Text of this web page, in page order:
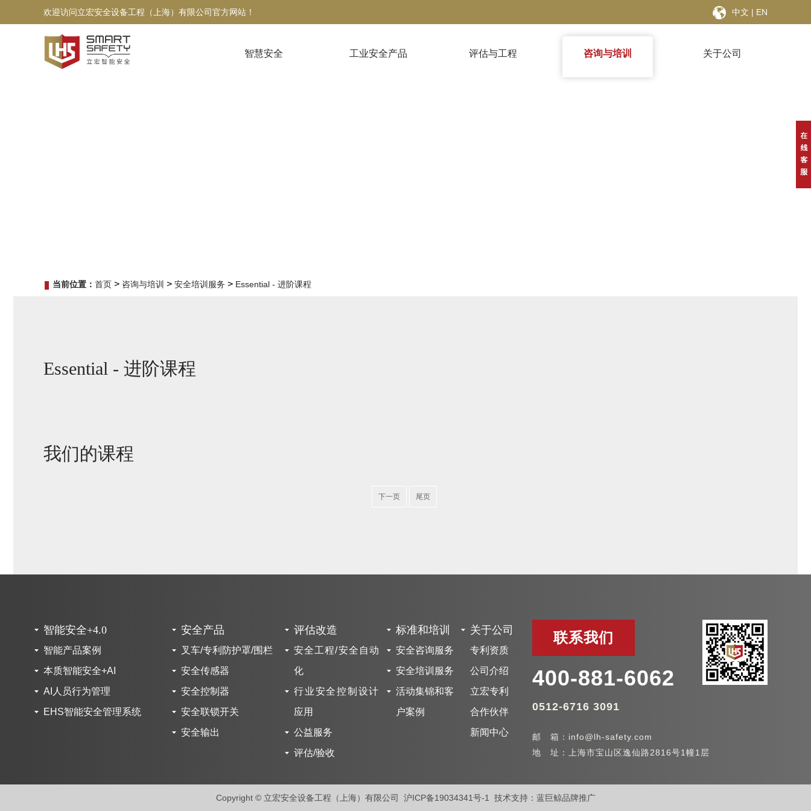
欢迎访问立宏安全设备工程（上海）有限公司官方网站！ 中文 | EN
智慧安全 工业安全产品 评估与工程 咨询与培训 关于公司
当前位置： 首页 > 咨询与培训 > 安全培训服务 > Essential - 进阶课程
Essential - 进阶课程
我们的课程
下一页 尾页
智能安全+4.0
智能产品案例
本质智能安全+AI
AI人员行为管理
EHS智能安全管理系统
安全产品
叉车/专利防护罩/围栏
安全传感器
安全控制器
安全联锁开关
安全输出
评估改造
安全工程/安全自动
化
行业安全控制设计
应用
公益服务
评估/验收
标准和培训
安全咨询服务
安全培训服务
活动集锦和客
户案例
关于公司
专利资质
公司介绍
立宏专利
合作伙伴
新闻中心
联系我们
400-881-6062
0512-6716 3091
邮 箱：info@lh-safety.com
地 址：上海市宝山区逸仙路2816号1幢1层
Copyright © 立宏安全设备工程（上海）有限公司 沪ICP备19034341号-1 技术支持： 蓝巨鲸品牌推广